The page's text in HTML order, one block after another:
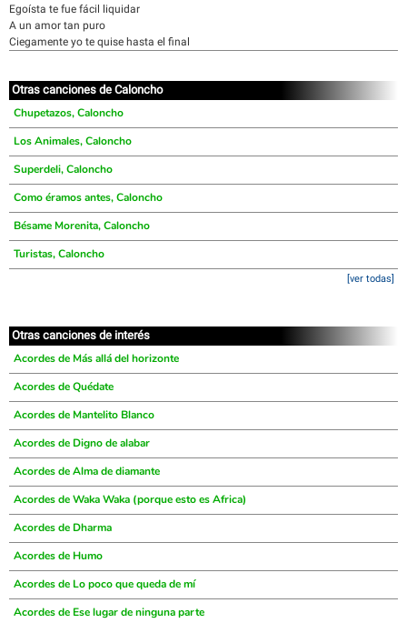
Egoísta te fue fácil liquidar
A un amor tan puro
Ciegamente yo te quise hasta el final
Otras canciones de Caloncho
Chupetazos, Caloncho
Los Animales, Caloncho
Superdeli, Caloncho
Como éramos antes, Caloncho
Bésame Morenita, Caloncho
Turistas, Caloncho
[ver todas]
Otras canciones de interés
Acordes de Más allá del horizonte
Acordes de Quédate
Acordes de Mantelito Blanco
Acordes de Digno de alabar
Acordes de Alma de diamante
Acordes de Waka Waka (porque esto es Africa)
Acordes de Dharma
Acordes de Humo
Acordes de Lo poco que queda de mí
Acordes de Ese lugar de ninguna parte